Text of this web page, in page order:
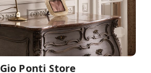
Gio Ponti Store